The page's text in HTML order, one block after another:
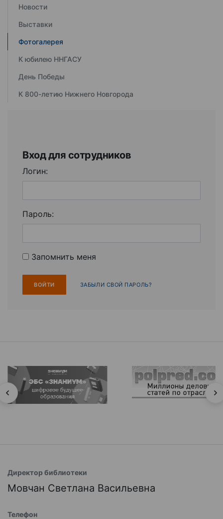
Новости
Выставки
Фотогалерея
К юбилею ННГАСУ
День Победы
К 800-летию Нижнего Новгорода
Вход для сотрудников
Логин:
Пароль:
Запомнить меня
ЗАБЫЛИ СВОЙ ПАРОЛЬ?
Директор библиотеки
Мовчан Светлана Васильевна
Телефон